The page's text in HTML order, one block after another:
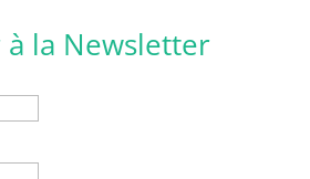
la Newsletter